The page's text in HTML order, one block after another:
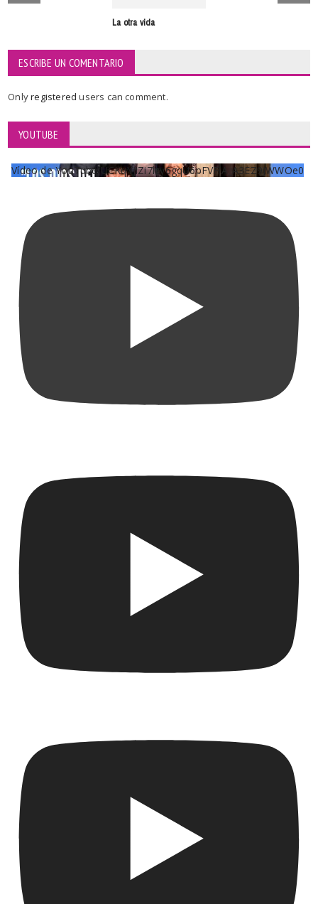
La otra vida
ESCRIBE UN COMENTARIO
Onlyregisteredusers can comment.
YOUTUBE
Vídeo de YouTube UCKqYjiZi7lzy6gqU6pFVFiA_A3EZ9JWWOe0